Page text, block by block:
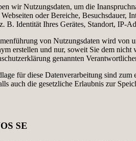
wir Nutzungsdaten, um die
oder Bereiche, Besuchsdauer,
B. Identität Ihres Gerätes, Standort, IP-
von Nutzungsdaten wird von
erstellen und nur, soweit Sie dem
genannten
für diese Datenverarbeitung sind
auch die gesetzliche Erlaubnis zur
SE